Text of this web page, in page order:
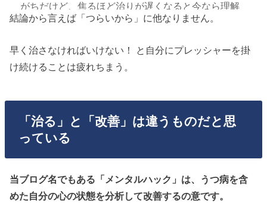
がちだけど、焦るほど治りが遅くなると今なら理解
できる。
「三十年も寝ていられないよ」と思うかもしれない
けど「この感覚」が大事なんだよね。
焦らず治していこう。https://t.co/0fe5quuz8F
— ほっしー@メンタルハッカー
(@HossyMentalHack)
結論から言えば「つらいから」に他なりません。
早く治さなければいけない！ と自分にプレッシャーを掛
け続けることは疲れちまう。
「治る」と「改善」は違うものだと思
っている
当ブログ名でもある「メンタルハック」は、うつ病を含
めた自分の心の状態を分析して改善するの意です。